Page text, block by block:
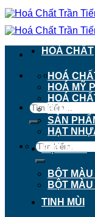
Chuyển
đến
nội
911 -
Hồ Chí
Tìm
kiếm:
Tìm
kiếm:
HOÁ CHẤT
HOÁ
HOÁ MỸ
HOÁ
HOÁ
SẢN
HẠT
BỘT MÀU
BỘT
BỘT
TINH MÙI